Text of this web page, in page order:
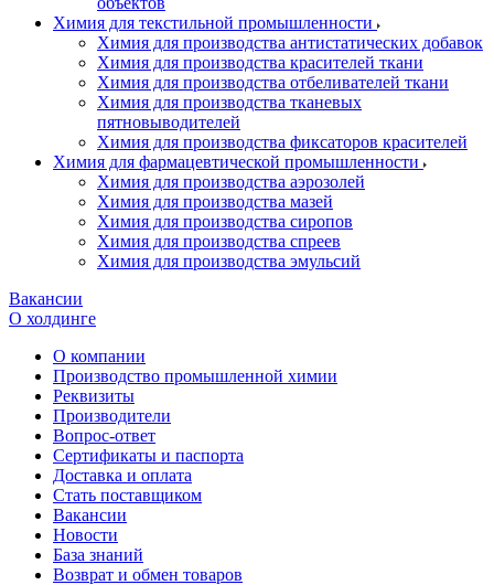
Химия для текстильной промышленности
Химия для производства антистатических добавок
Химия для производства красителей ткани
Химия для производства отбеливателей ткани
Химия для производства тканевых
пятновыводителей
Химия для производства фиксаторов красителей
Химия для фармацевтической промышленности
Химия для производства аэрозолей
Химия для производства мазей
Химия для производства сиропов
Химия для производства спреев
Химия для производства эмульсий
Вакансии
О холдинге
О компании
Производство промышленной химии
Реквизиты
Производители
Вопрос-ответ
Сертификаты и паспорта
Доставка и оплата
Стать поставщиком
Вакансии
Новости
База знаний
Возврат и обмен товаров